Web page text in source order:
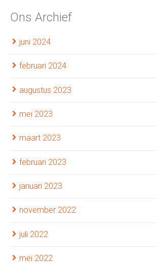
Ons Archief
juni 2024
februari 2024
augustus 2023
mei 2023
maart 2023
februari 2023
januari 2023
november 2022
juli 2022
mei 2022